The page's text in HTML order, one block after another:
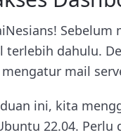
terlebih dahulu.
mail
ini, kita
22.04.